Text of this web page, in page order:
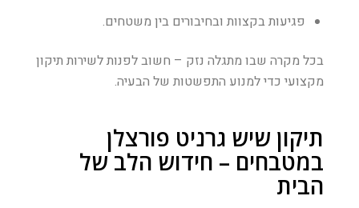
פגיעות בקצוות ובחיבורים בין משטחים.
בכל מקרה שבו מתגלה נזק – חשוב לפנות לשירות תיקון
מקצועי כדי למנוע התפשטות של הבעיה.
תיקון שיש גרניט פורצלן
במטבחים – חידוש הלב של
הבית